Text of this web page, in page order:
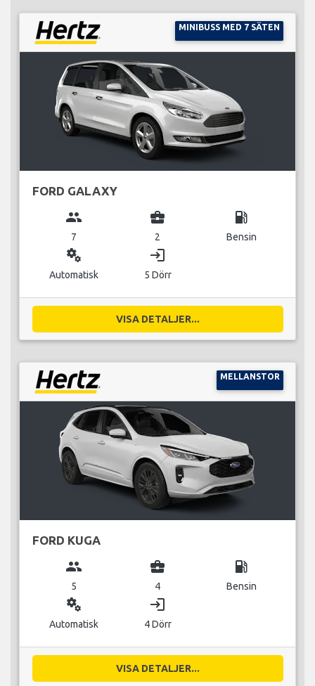
MINIBUSS MED 7 SÄTEN
FORD GALAXY
group
7
business_center
2
local_gas_station
Bensin
miscellaneous_services
Automatisk
login
5 Dörr
VISA DETALJER...
MELLANSTOR
FORD KUGA
group
5
business_center
4
local_gas_station
Bensin
miscellaneous_services
Automatisk
login
4 Dörr
VISA DETALJER...